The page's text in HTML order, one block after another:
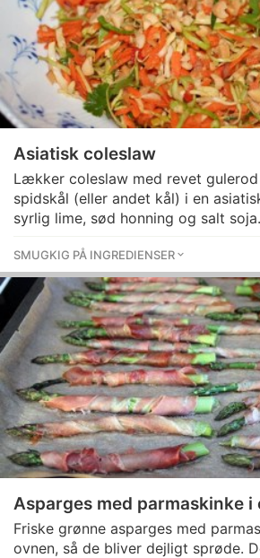
Asiatisk coleslaw
Lækker coleslaw med revet
spidskål (eller andet kål) i en
syrlig lime, sød honning og salt soja.
SMUGKIG PÅ INGREDIENSER
Asparges med parmaskinke i
Friske grønne asparges med
ovnen, så de bliver dejligt sprøde.